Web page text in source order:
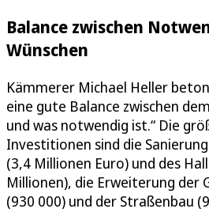
Balance zwischen
Wünschen
Kämmerer Michael Heller
eine gute Balance zwischen
und was notwendig ist.“ Die
Investitionen sind die
(3,4 Millionen Euro) und des
Millionen), die Erweiterung der
(930 000) und der Straßenbau